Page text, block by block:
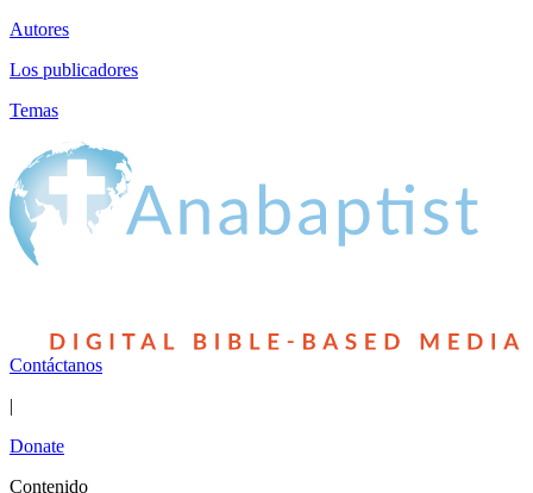
Autores
Los publicadores
Temas
Contáctanos
|
Donate
Contenido